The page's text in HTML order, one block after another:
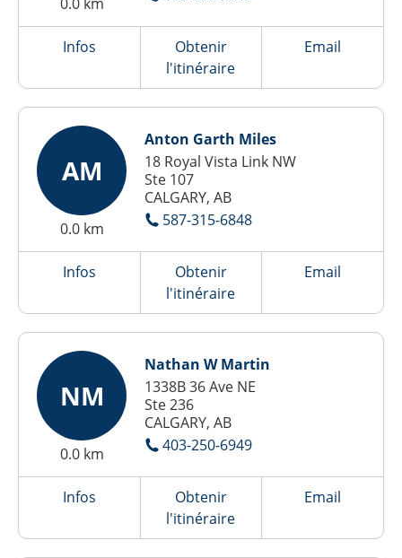
Infos
Obtenir
l'itinéraire
Email
AM
0.0 km
Anton Garth Miles
18 Royal Vista Link NW
Ste 107
CALGARY, AB
587-315-6848
Infos
Obtenir
l'itinéraire
Email
NM
0.0 km
Nathan W Martin
1338B 36 Ave NE
Ste 236
CALGARY, AB
403-250-6949
Infos
Obtenir
l'itinéraire
Email